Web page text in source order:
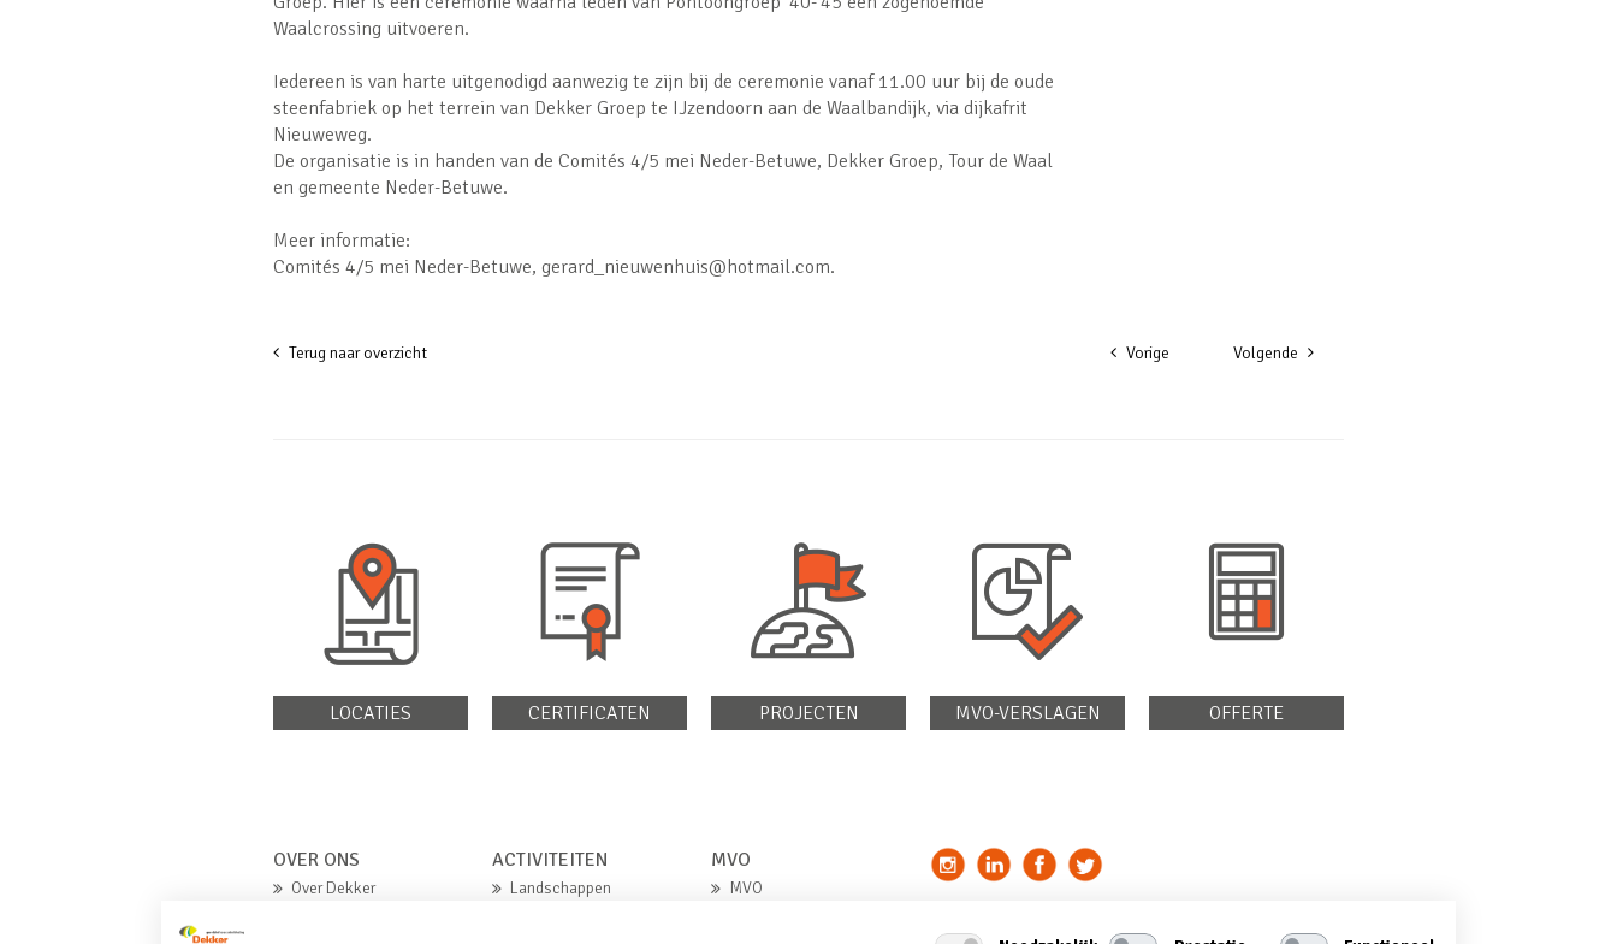
Waalcrossing uitvoeren.
Iedereen is van harte uitgenodigd aanwezig te zijn bij de ceremonie vanaf 11.00 uur bij de oude
steenfabriek op het terrein van Dekker Groep te IJzendoorn aan de Waalbandijk, via dijkafrit
Nieuweweg.
De organisatie is in handen van de Comités 4/5 mei Neder-Betuwe, Dekker Groep, Tour de Waal
en gemeente Neder-Betuwe.
Meer informatie:
Comités 4/5 mei Neder-Betuwe, gerard_nieuwenhuis@hotmail.com.
Terug naar overzicht Vorige Volgende
LOCATIES CERTIFICATEN PROJECTEN MVO-VERSLAGEN OFFERTE
OVER ONS
Over Dekker
ACTIVITEITEN
Landschappen
MVO
MVO